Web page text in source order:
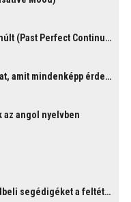
A befejezett folyamatos múlt (Past Perfect Continuous Tense)
Az 50 leggyakoribb mondat, amit mindenképp érdemes tudni
angol nyelvben
Hogyan használjuk a módbeli segédigéket a feltételes mondatszerkezetekben?